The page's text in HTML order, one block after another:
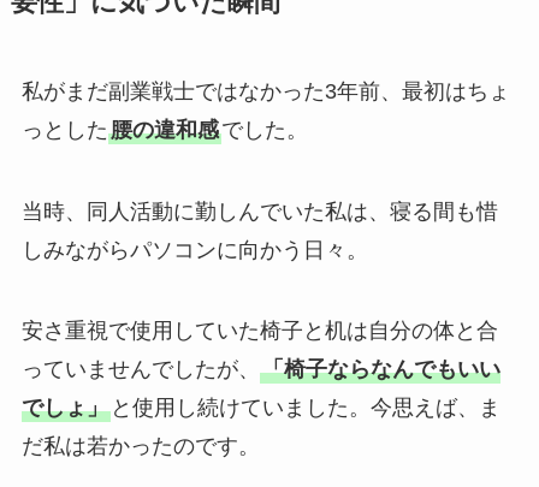
私がまだ副業戦士ではなかった3年前、最初はちょ
っとした腰の違和感でした。
当時、同人活動に勤しんでいた私は、寝る間も惜
しみながらパソコンに向かう日々。
安さ重視で使用していた椅子と机は自分の体と合
っていませんでしたが、 「椅子ならなんでもいい
でしょ」と使用し続けていました。今思えば、ま
だ私は若かったのです。